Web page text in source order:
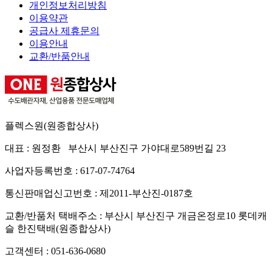
개인정보처리방침
이용약관
공급사 제휴문의
이용안내
교환/반품안내
플렉스원(원종합상사)
대표 : 원정환 부산시 부산진구 가야대로589번길 23
사업자등록번호 : 617-07-74764
통신판매업신고번호 : 제2011-부산진-0187호
교환/반품처 택배주소 : 부산시 부산진구 개금온정로10 롯데캐
슬 한진택배(원종합상사)
고객센터 : 051-636-0680